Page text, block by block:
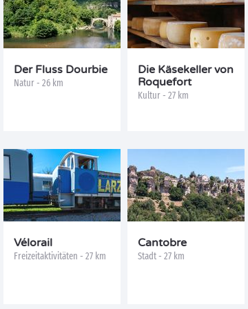
Der Fluss Dourbie
Natur - 26 km
Die Käsekeller von
Roquefort
Kultur - 27 km
Vélorail
Freizeitaktivitäten - 27 km
Cantobre
Stadt - 27 km